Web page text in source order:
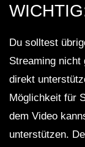
Du solltest
Streaming nicht
direkt
Möglichkeit für
dem Video
unterstützen.